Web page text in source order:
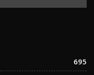
695